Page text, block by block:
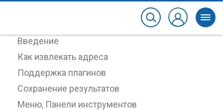
Введение
Как извлекать адреса
Поддержка плагинов
Сохранение результатов
Меню, Панели инструментов